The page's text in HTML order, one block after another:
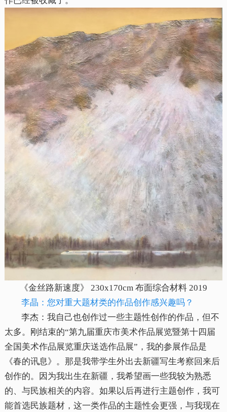
《金丝路新速度》 230x170cm 布面综合材料 2019
李晶：您对重大题材类的作品创作感兴趣吗？
李杰：我自己也创作过一些主题性创作的作品，但不
太多。刚结束的“第九届重庆市美术作品展览暨第十四届
全国美术作品展览重庆送选作品展”，我的参展作品是
《春的讯息》。那是我带学生外出去新疆写生考察回来后
创作的。因为我出生在新疆，我希望画一些我较为熟悉
的、与民族相关的内容。如果以后再进行主题创作，我可
能首选民族题材，这一类作品的主题性会更强，与我现在